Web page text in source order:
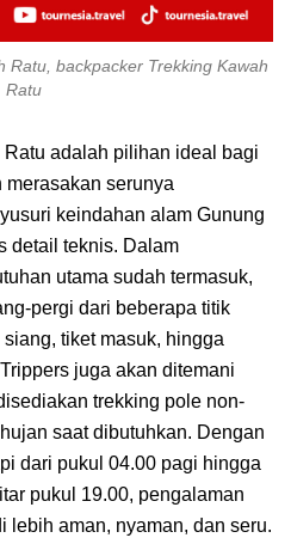
Ratu, backpacker Trekking Kawah
Ratu
adalah pilihan ideal bagi
serunya
keindahan alam Gunung
detail teknis. Dalam
utama sudah termasuk,
pergi dari beberapa titik
tiket masuk, hingga
juga akan ditemani
trekking pole non-
saat dibutuhkan. Dengan
dari pukul 04.00 pagi hingga
pukul 19.00, pengalaman
lebih aman, nyaman, dan seru.